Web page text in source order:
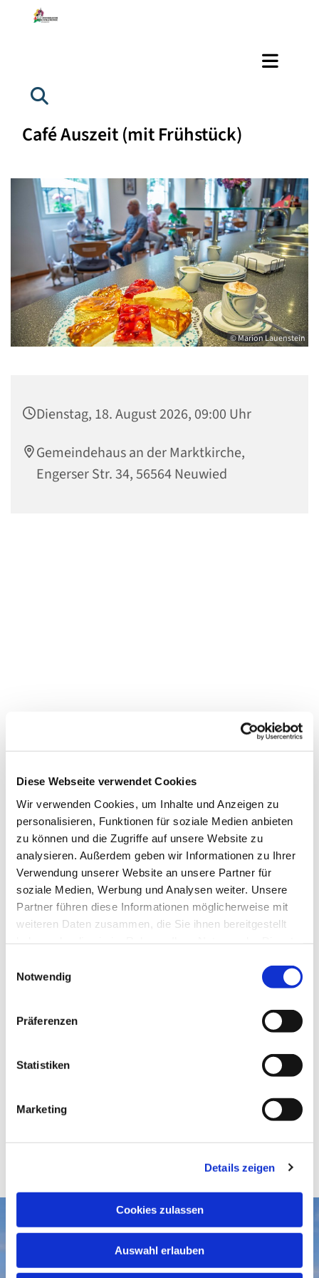
Diese Webseite verwendet Cookies
Wir verwenden Cookies, um Inhalte und Anzeigen zu
personalisieren, Funktionen für soziale Medien anbieten
zu können und die Zugriffe auf unsere Website zu
analysieren. Außerdem geben wir Informationen zu Ihrer
Verwendung unserer Website an unsere Partner für
soziale Medien, Werbung und Analysen weiter. Unsere
Partner führen diese Informationen möglicherweise mit
weiteren Daten zusammen, die Sie ihnen bereitgestellt
Notwendig
Präferenzen
Statistiken
Marketing
Details zeigen
Cookies zulassen
Auswahl erlauben
Café Auszeit (mit Frühstück)
© Marion Lauenstein
Dienstag, 18. August 2026, 09:00 Uhr
Gemeindehaus an der Marktkirche,
Engerser Str. 34, 56564 Neuwied
Dies könnte Sie auch interessieren
Aktuelles
Gottesdienste
Gemeindegruß-Archiv